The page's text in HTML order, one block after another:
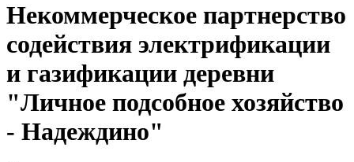
Некоммерческое партнерство
содействия электрификации
и газификации деревни
"Личное подсобное хозяйство
- Надеждино"